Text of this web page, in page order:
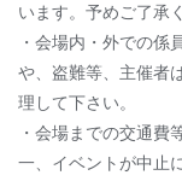
います。予めご了承
・会場内・外での係
や、盗難等、主催者
理して下さい。
・会場までの交通費
一、イベントが中止